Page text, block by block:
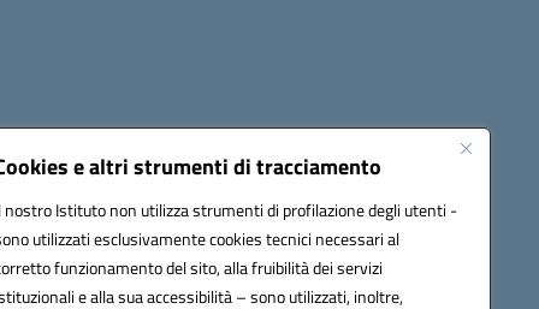
e altri strumenti di tracciamento
nostro Istituto non utilizza strumenti di profilazione degli utenti -
utilizzati esclusivamente cookies tecnici necessari al
funzionamento del sito, alla fruibilità dei servizi
e alla sua accessibilità – sono utilizzati, inoltre,